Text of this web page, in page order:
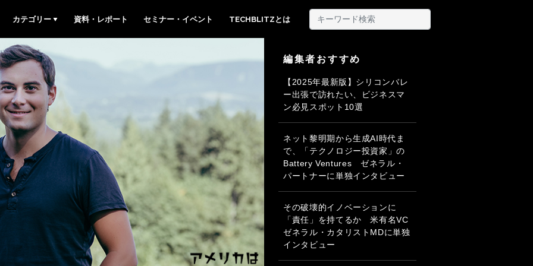
カテゴリー 資料・レポート セミナー・イベント TECHBLITZとは
編集者おすすめ
【2025年最新版】シリコンバレ
ー出張で訪れたい、ビジネスマ
ン必見スポット10選
ネット黎明期から生成AI時代ま
で、「テクノロジー投資家」の
Battery Ventures ゼネラル・
パートナーに単独インタビュー
その破壊的イノベーションに
「責任」を持てるか 米有名VC
ゼネラル・カタリストMDに単独
インタビュー